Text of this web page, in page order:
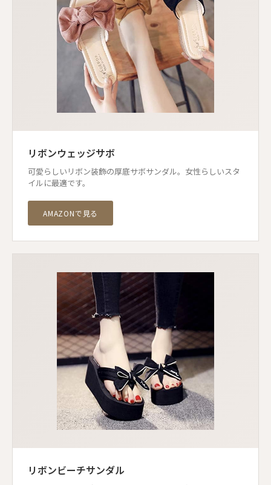
リボンウェッジサボ
可愛らしいリボン装飾の厚底サボサンダル。女性らしいスタ
イルに最適です。
AMAZONで見る
リボンビーチサンダル